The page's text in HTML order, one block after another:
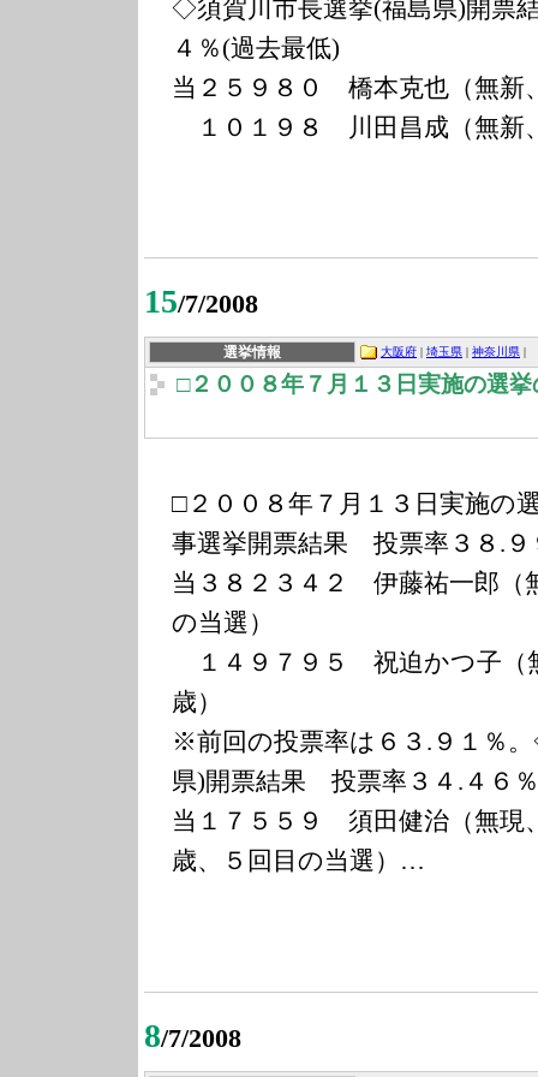
◇須賀川市長選挙(福島県)開票
４％(過去最低)
当２５９８０ 橋本克也（無新
１０１９８ 川田昌成（無新
15/7/2008
選挙情報 大阪府 埼玉県 神奈川県
□２００８年７月１３日実施の選挙
□２００８年７月１３日実施の
事選挙開票結果 投票率３８.９
当３８２３４２ 伊藤祐一郎（
の当選）
１４９７９５ 祝迫かつ子（
歳）
※前回の投票率は６３.９１％
県)開票結果 投票率３４.４６％
当１７５５９ 須田健治（無現
歳、５回目の当選）…
8/7/2008